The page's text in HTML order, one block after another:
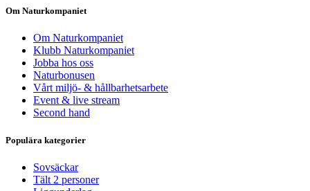
Om Naturkompaniet
Om Naturkompaniet
Klubb Naturkompaniet
Jobba hos oss
Naturbonusen
Vårt miljö- & hållbarhetsarbete
Event & live stream
Second hand
Populära kategorier
Sovsäckar
Tält 2 personer